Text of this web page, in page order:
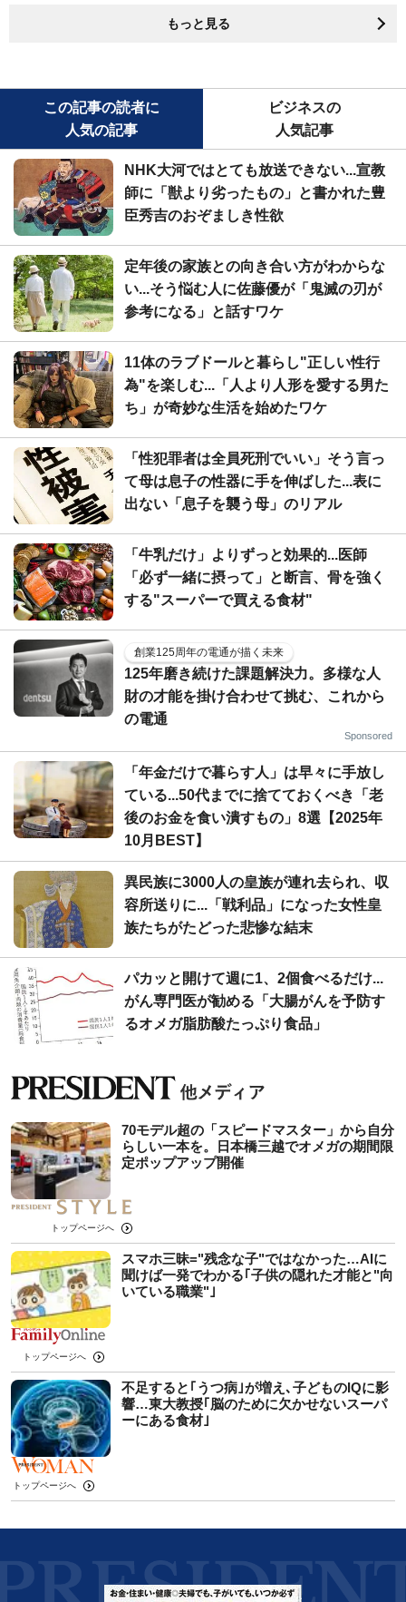
もっと見る
この記事の読者に
人気の記事
ビジネスの
人気記事
NHK大河ではとても放送できない...宣教
師に「獣より劣ったもの」と書かれた豊
臣秀吉のおぞましき性欲
定年後の家族との向き合い方がわからな
い...そう悩む人に佐藤優が「鬼滅の刃が
参考になる」と話すワケ
11体のラブドールと暮らし"正しい性行
為"を楽しむ...「人より人形を愛する男た
ち」が奇妙な生活を始めたワケ
「性犯罪者は全員死刑でいい」そう言っ
て母は息子の性器に手を伸ばした...表に
出ない「息子を襲う母」のリアル
「牛乳だけ」よりずっと効果的...医師
「必ず一緒に摂って」と断言、骨を強く
する"スーパーで買える食材"
創業125周年の電通が描く未来
125年磨き続けた課題解決力。多様な人
財の才能を掛け合わせて挑む、これから
の電通
Sponsored
「年金だけで暮らす人」は早々に手放し
ている...50代までに捨てておくべき「老
後のお金を食い潰すもの」8選【2025年
10月BEST】
異民族に3000人の皇族が連れ去られ、収
容所送りに...「戦利品」になった女性皇
族たちがたどった悲惨な結末
パカッと開けて週に1、2個食べるだけ...
がん専門医が勧める「大腸がんを予防す
るオメガ脂肪酸たっぷり食品」
70モデル超の「スピードマスター」から自分
らしい一本を。日本橋三越でオメガの期間限
定ポップアップ開催
トップページへ
スマホ三昧="残念な子"ではなかった…AIに
聞けば一発でわかる｢子供の隠れた才能と"向
いている職業"｣
トップページへ
不足すると｢うつ病｣が増え､子どものIQに影
響…東大教授｢脳のために欠かせないスーパ
ーにある食材｣
トップページへ